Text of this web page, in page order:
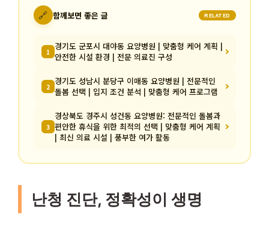
🔗 함께보면 좋은 글 RELATED
1 경기도 군포시 대야동 요양병원 | 맞춤형 케어 계획 |
안전한 시설 환경 | 전문 의료진 구성
2 경기도 성남시 분당구 이매동 요양병원 | 전문적인
돌봄 선택 | 입지 조건 분석 | 맞춤형 케어 프로그램
3
경상북도 경주시 성건동 요양병원: 전문적인 돌봄과
편안한 휴식을 위한 최적의 선택 | 맞춤형 케어 계획
| 최신 의료 시설 | 풍부한 여가 활동
난청 진단, 정확성이 생명